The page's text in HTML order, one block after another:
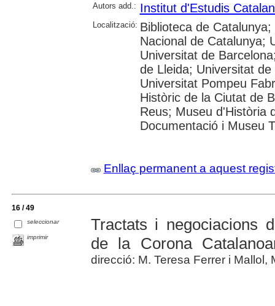
Autors add.: Institut d'Estudis
Localització: Biblioteca de
Nacional de Catalunya;
Universitat de
de Lleida; Universitat
Universitat Pompeu
Històric de la Ciutat de
Reus; Museu d'Història
Documentació i Museu
Enllaç permanent a aquest
16 / 49
seleccionar
imprimir
Tractats i negociacions
de la Corona
direcció: M. Teresa Ferrer i Mallol,